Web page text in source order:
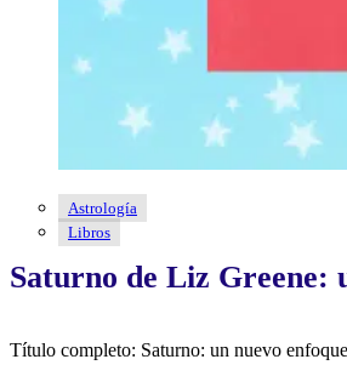
Astrología
Libros
Saturno de Liz Greene:
Título completo: Saturno: un nuevo